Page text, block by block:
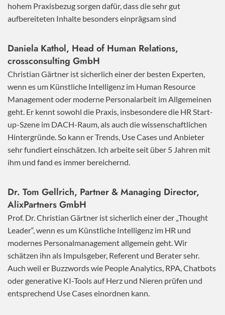
hohem Praxisbezug sorgen dafür, dass die sehr gut
aufbereiteten Inhalte besonders einprägsam sind
Daniela Kathol, Head of Human Relations,
crossconsulting GmbH
Christian Gärtner ist sicherlich einer der besten Experten,
wenn es um Künstliche Intelligenz im Human Resource
Management oder moderne Personalarbeit im Allgemeinen
geht. Er kennt sowohl die Praxis, insbesondere die HR Start-
up-Szene im DACH-Raum, als auch die wissenschaftlichen
Hintergründe. So kann er Trends, Use Cases und Anbieter
sehr fundiert einschätzen. Ich arbeite seit über 5 Jahren mit
ihm und fand es immer bereichernd.
Dr. Tom Gellrich, Partner & Managing Director,
AlixPartners GmbH
Prof. Dr. Christian Gärtner ist sicherlich einer der „Thought
Leader“, wenn es um Künstliche Intelligenz im HR und
modernes Personalmanagement allgemein geht. Wir
schätzen ihn als Impulsgeber, Referent und Berater sehr.
Auch weil er Buzzwords wie People Analytics, RPA, Chatbots
oder generative KI-Tools auf Herz und Nieren prüfen und
entsprechend Use Cases einordnen kann.